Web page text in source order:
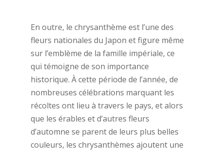
En outre, le chrysanthème est l’une des
fleurs nationales du Japon et figure même
sur l’emblème de la famille impériale, ce
qui témoigne de son importance
historique. À cette période de l’année, de
nombreuses célébrations marquant les
récoltes ont lieu à travers le pays, et alors
que les érables et d’autres fleurs
d’automne se parent de leurs plus belles
couleurs, les chrysanthèmes ajoutent une